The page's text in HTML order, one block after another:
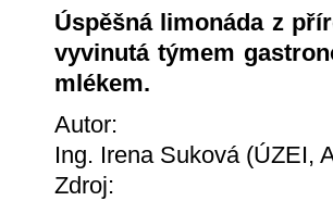
Úspěšná limonáda z
vyvinutá týmem
mlékem.
Autor:
Ing. Irena Suková (ÚZEI,
Zdroj: